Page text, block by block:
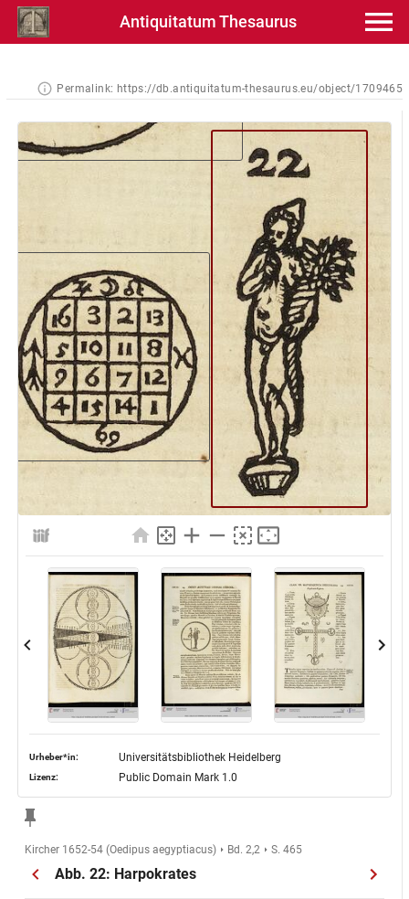
Antiquitatum Thesaurus
Permalink: https://db.antiquitatum-thesaurus.eu/object/1709465
Urheber*in: Universitätsbibliothek Heidelberg
Lizenz: Public Domain Mark 1.0
Kircher 1652-54 (Oedipus aegyptiacus) Bd. 2,2 S. 465
Abb. 22: Harpokrates